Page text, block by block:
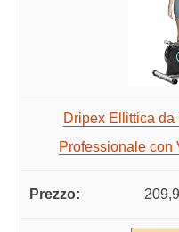
Dripex Ellittica
Professionale con